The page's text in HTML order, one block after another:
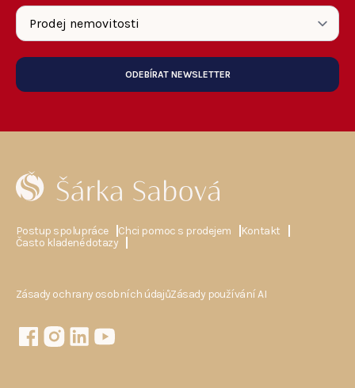
Postup spolupráce Chci pomoc s prodejem
Kontakt
Často kladené dotazy
Zásady ochrany osobních údajůZásady používání AI
ODEBÍRAT NEWSLETTER